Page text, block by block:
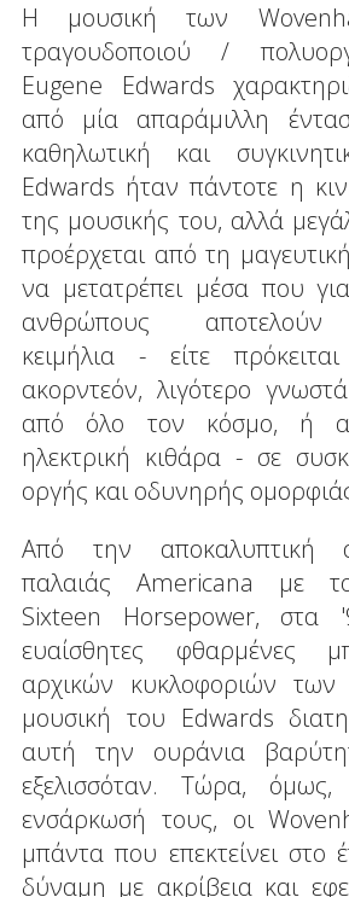
Η μουσική των
τραγουδοποιού /
Eugene Edwards
από μία απαράμιλλη
καθηλωτική και
Edwards ήταν πάντοτε η
της μουσικής του, αλλά
προέρχεται από τη
να μετατρέπει μέσα που
ανθρώπους αποτελούν
κειμήλια - είτε
ακορντεόν, λιγότερο
από όλο τον κόσμο, ή
ηλεκτρική κιθάρα - σε
οργής και οδυνηρής
Από την αποκαλυπτική
παλαιάς Americana με
Sixteen Horsepower, στα
ευαίσθητες φθαρμένες
αρχικών κυκλοφοριών
μουσική του Edwards
αυτή την ουράνια
εξελισσόταν. Τώρα,
ενσάρκωσή τους, οι
μπάντα που επεκτείνει στο
δύναμη με ακρίβεια και